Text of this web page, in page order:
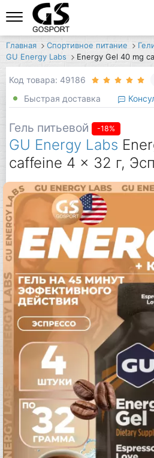
Главная Спортивное питание
GU Energy Labs
Energy Gel 40 mg
Код товара: 49186
Быстрая доставка
Гель питьевой -18%
GU Energy Labs
caffeine 4 x 32 г,